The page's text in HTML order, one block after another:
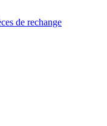
de rechange